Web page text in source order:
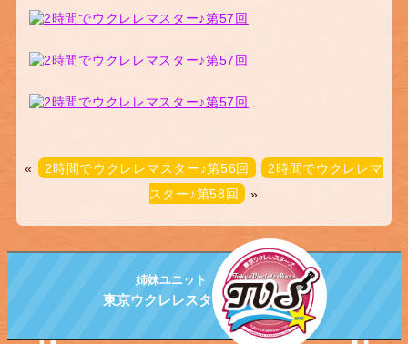
« 2時間でウクレレマスター♪第56回
2時間でウクレレマ
スター♪第58回
»
姉妹ユニット
東京ウクレレスターズ